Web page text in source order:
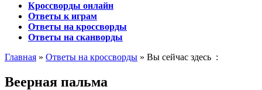
Кроссворды онлайн
Ответы к играм
Ответы на кроссворды
Ответы на сканворды
Главная » Ответы на кроссворды » Вы сейчас здесь :
Веерная пальма